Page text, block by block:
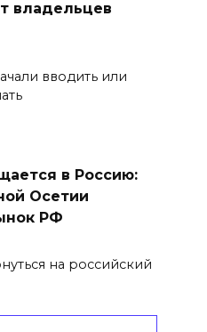
владельцев
вводить или
в Россию:
Осетии
РФ
на российский